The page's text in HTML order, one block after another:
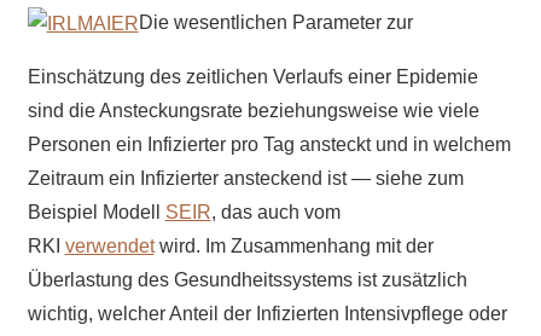
Die wesentlichen Parameter zur
Einschätzung des zeitlichen Verlaufs einer Epidemie
sind die Ansteckungsrate beziehungsweise wie viele
Personen ein Infizierter pro Tag ansteckt und in welchem
Zeitraum ein Infizierter ansteckend ist — siehe zum
Beispiel Modell SEIR, das auch vom
RKI verwendetwird. Im Zusammenhang mit der
Überlastung des Gesundheitssystems ist zusätzlich
wichtig, welcher Anteil der Infizierten Intensivpflege oder